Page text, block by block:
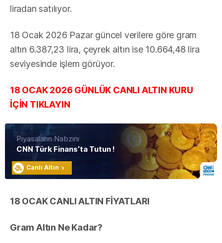
liradan satılıyor.
18 Ocak 2026 Pazar güncel verilere göre gram
altın 6.387,23 lira, çeyrek altın ise 10.664,48 lira
seviyesinde işlem görüyor.
18 OCAK 2026 GÜNLÜK CANLI ALTIN KURU
İÇİN TIKLAYIN
Piyasaların Nabzını
CNN Türk Finans’ta Tutun !
Canlı Altın
18 OCAK CANLI ALTIN FİYATLARI
Gram Altın Ne Kadar?